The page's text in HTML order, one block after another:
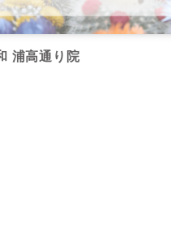
浦高通り院